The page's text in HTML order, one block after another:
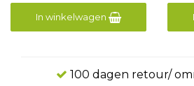
In winkelwagen
100 dagen retour/